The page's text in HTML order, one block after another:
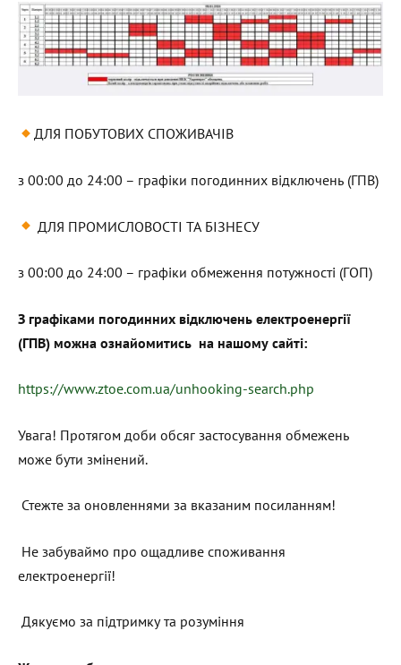
ДЛЯ ПОБУТОВИХ СПОЖИВАЧІВ
з 00:00 до 24:00 – графіки погодинних відключень (ГПВ)
ДЛЯ ПРОМИСЛОВОСТІ ТА БІЗНЕСУ
з 00:00 до 24:00 – графіки обмеження потужності (ГОП)
З графіками погодинних відключень електроенергії
(ГПВ) можна ознайомитись на нашому сайті:
https://www.ztoe.com.ua/unhooking-search.php
Увага! Протягом доби обсяг застосування обмежень
може бути змінений.
Стежте за оновленнями за вказаним посиланням!
Не забуваймо про ощадливе споживання
електроенергії!
Дякуємо за підтримку та розуміння